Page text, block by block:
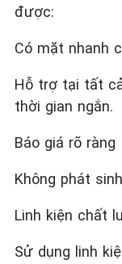
được:
Có mặt nhanh
Hỗ trợ tại tất
thời gian ngắn.
Báo giá rõ ràng
Không phát
Linh kiện chất
Sử dụng linh